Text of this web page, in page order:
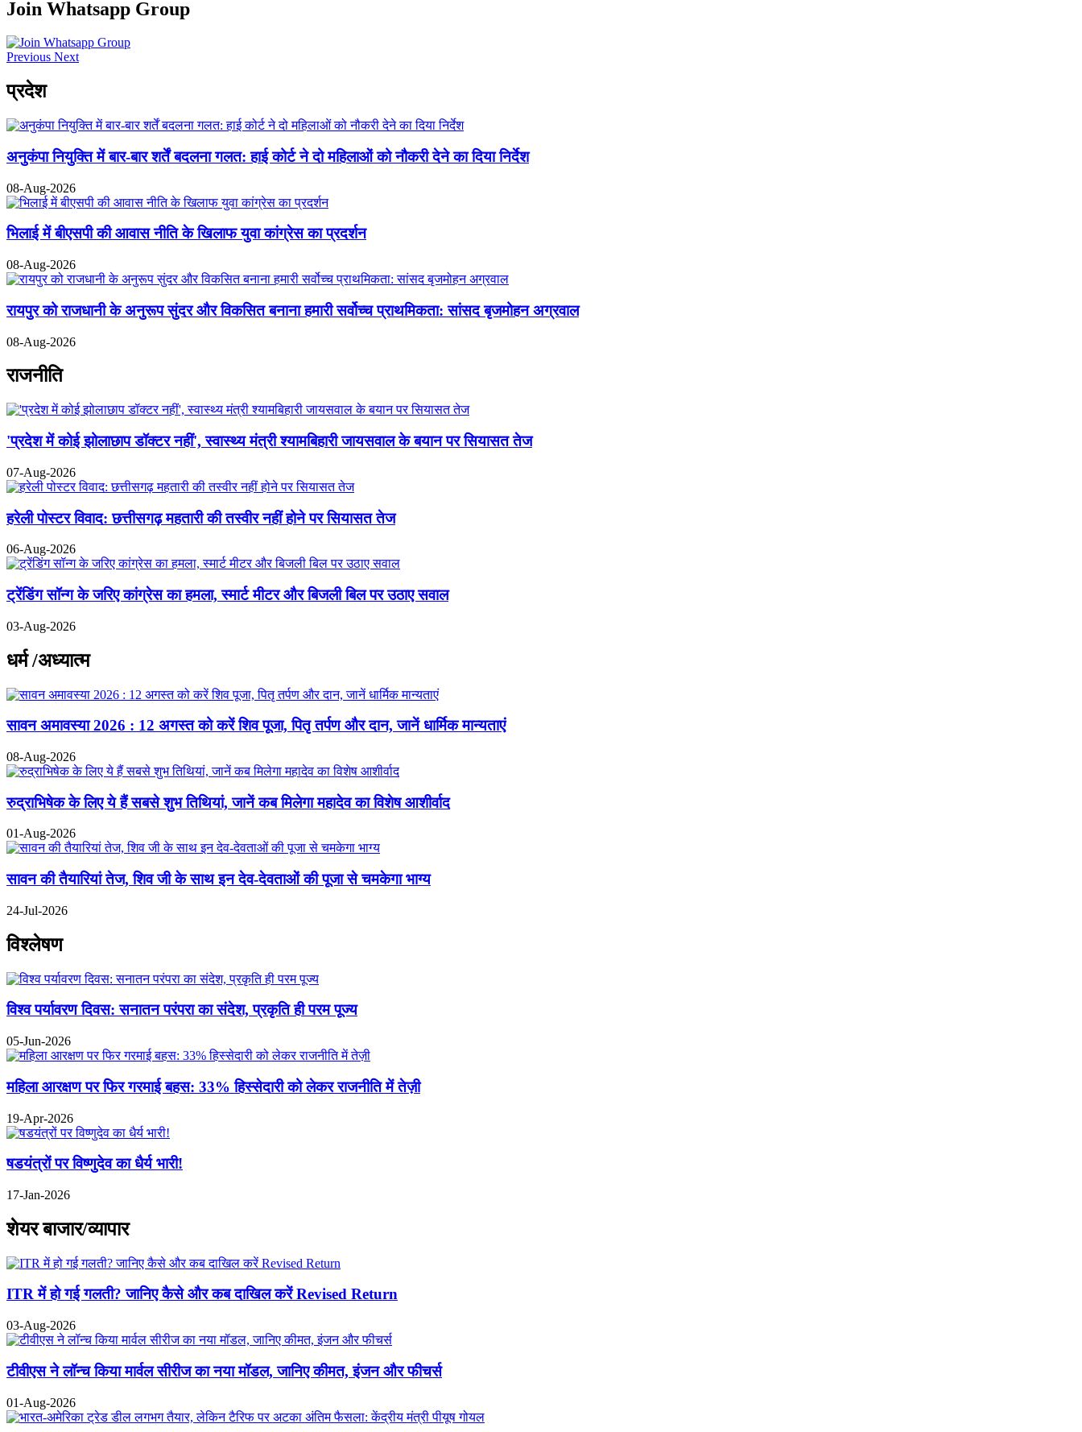
Join Whatsapp Group
Previous Next
प्रदेश
अनुकंपा नियुक्ति में बार-बार शर्तें बदलना गलत: हाई कोर्ट ने दो महिलाओं को नौकरी देने का दिया निर्देश
08-Aug-2026
भिलाई में बीएसपी की आवास नीति के खिलाफ युवा कांग्रेस का प्रदर्शन
08-Aug-2026
रायपुर को राजधानी के अनुरूप सुंदर और विकसित बनाना हमारी सर्वोच्च प्राथमिकता: सांसद बृजमोहन अग्रवाल
08-Aug-2026
राजनीति
'प्रदेश में कोई झोलाछाप डॉक्टर नहीं', स्वास्थ्य मंत्री श्यामबिहारी जायसवाल के बयान पर सियासत तेज
07-Aug-2026
हरेली पोस्टर विवाद: छत्तीसगढ़ महतारी की तस्वीर नहीं होने पर सियासत तेज
06-Aug-2026
ट्रेंडिंग सॉन्ग के जरिए कांग्रेस का हमला, स्मार्ट मीटर और बिजली बिल पर उठाए सवाल
03-Aug-2026
धर्म /अध्यात्म
सावन अमावस्या 2026 : 12 अगस्त को करें शिव पूजा, पितृ तर्पण और दान, जानें धार्मिक मान्यताएं
08-Aug-2026
रुद्राभिषेक के लिए ये हैं सबसे शुभ तिथियां, जानें कब मिलेगा महादेव का विशेष आशीर्वाद
01-Aug-2026
सावन की तैयारियां तेज, शिव जी के साथ इन देव-देवताओं की पूजा से चमकेगा भाग्य
24-Jul-2026
विश्लेषण
विश्व पर्यावरण दिवस: सनातन परंपरा का संदेश, प्रकृति ही परम पूज्य
05-Jun-2026
महिला आरक्षण पर फिर गरमाई बहस: 33% हिस्सेदारी को लेकर राजनीति में तेज़ी
19-Apr-2026
षडयंत्रों पर विष्णुदेव का धैर्य भारी!
17-Jan-2026
शेयर बाजार/व्यापार
ITR में हो गई गलती? जानिए कैसे और कब दाखिल करें Revised Return
03-Aug-2026
टीवीएस ने लॉन्च किया मार्वल सीरीज का नया मॉडल, जानिए कीमत, इंजन और फीचर्स
01-Aug-2026